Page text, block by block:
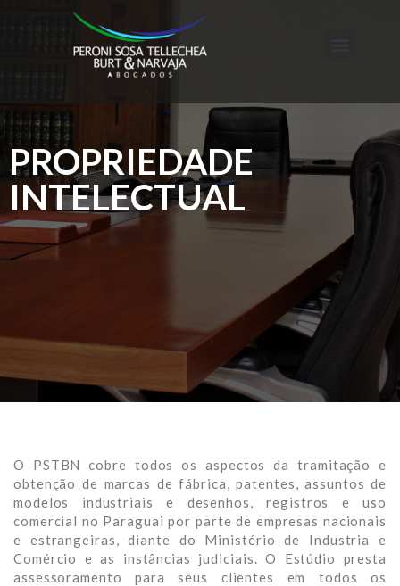
PROPRIEDADE
INTELECTUAL
O PSTBN cobre todos os aspectos da tramitação e
obtenção de marcas de fábrica, patentes, assuntos de
modelos industriais e desenhos, registros e uso
comercial no Paraguai por parte de empresas nacionais
e estrangeiras, diante do Ministério de Industria e
Comércio e as instâncias judiciais. O Estúdio presta
assessoramento para seus clientes em todos os